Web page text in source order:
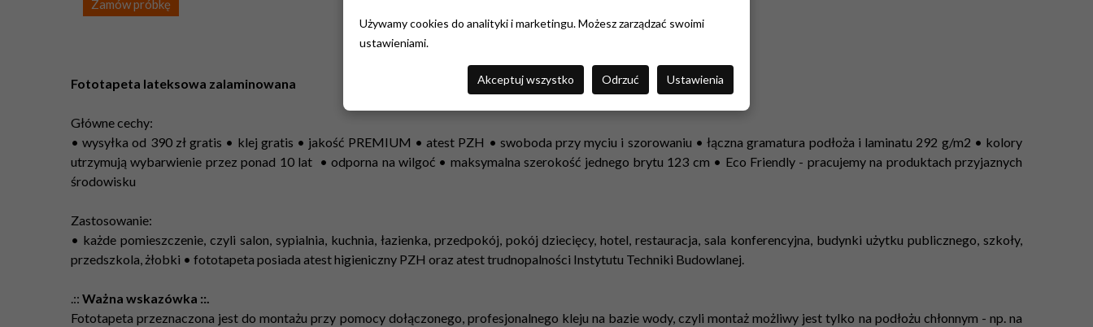
Zamów próbkę
Fototapeta lateksowa zalaminowana
Główne cechy:
• wysyłka od 390 zł gratis • klej gratis • jakość PREMIUM • atest PZH • swoboda przy myciu i szorowaniu • łączna gramatura podłoża i laminatu 292 g/m2 • kolory
utrzymują wybarwienie przez ponad 10 lat • odporna na wilgoć • maksymalna szerokość jednego brytu 123 cm • Eco Friendly - pracujemy na produktach przyjaznych
środowisku
Zastosowanie:
• każde pomieszczenie, czyli salon, sypialnia, kuchnia, łazienka, przedpokój, pokój dziecięcy, hotel, restauracja, sala konferencyjna, budynki użytku publicznego, szkoły,
przedszkola, żłobki • fototapeta posiada atest higieniczny PZH oraz atest trudnopalności Instytutu Techniki Budowlanej.
.:: Ważna wskazówka ::.
Fototapeta przeznaczona jest do montażu przy pomocy dołączonego, profesjonalnego kleju na bazie wody, czyli montaż możliwy jest tylko na podłożu chłonnym - np. na
Używamy cookies do analityki i marketingu. Możesz zarządzać swoimi
ustawieniami.
Akceptuj wszystko Odrzuć Ustawienia